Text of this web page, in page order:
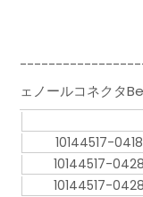
ェノールコネクタ
10144517-
10144517-
10144517-